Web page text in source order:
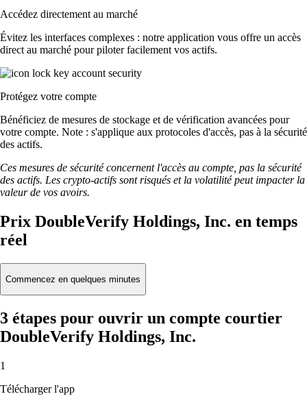
Accédez directement au marché
Évitez les interfaces complexes : notre application vous offre un accès
direct au marché pour piloter facilement vos actifs.
Protégez votre compte
Bénéficiez de mesures de stockage et de vérification avancées pour
votre compte. Note : s'applique aux protocoles d'accès, pas à la sécurité
des actifs.
Ces mesures de sécurité concernent l'accès au compte, pas la sécurité
des actifs. Les crypto-actifs sont risqués et la volatilité peut impacter la
valeur de vos avoirs.
Prix DoubleVerify Holdings, Inc. en temps
réel
Commencez en quelques minutes
3 étapes pour ouvrir un compte courtier
DoubleVerify Holdings, Inc.
1
Télécharger l'app